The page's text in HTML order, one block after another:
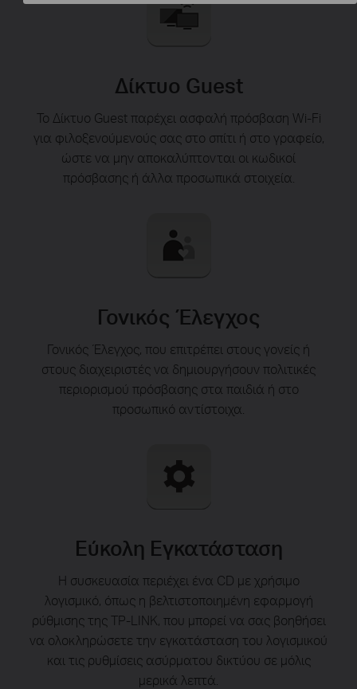
Δίκτυο Guest
Το Δίκτυο Guest παρέχει ασφαλή πρόσβαση Wi-Fi
για φιλοξενούμενούς σας στο σπίτι ή στο γραφείο,
ώστε να μην αποκαλύπτονται οι κωδικοί
πρόσβασης ή άλλα προσωπικά στοιχεία.
Γονικός Έλεγχος
Γονικός Έλεγχος, που επιτρέπει στους γονείς ή
στους διαχειριστές να δημιουργήσουν πολιτικές
περιορισμού πρόσβασης στα παιδιά ή στο
προσωπικό αντίστοιχα.
Εύκολη Εγκατάσταση
Η συσκευασία περιέχει ένα CD με χρήσιμο
λογισμικό, όπως η βελτιστοποιημένη εφαρμογή
ρύθμισης της TP-LINK, που μπορεί να σας βοηθήσει
να ολοκληρώσετε την εγκατάσταση του λογισμικού
και τις ρυθμίσεις ασύρματου δικτύου σε μόλις
μερικά λεπτά.